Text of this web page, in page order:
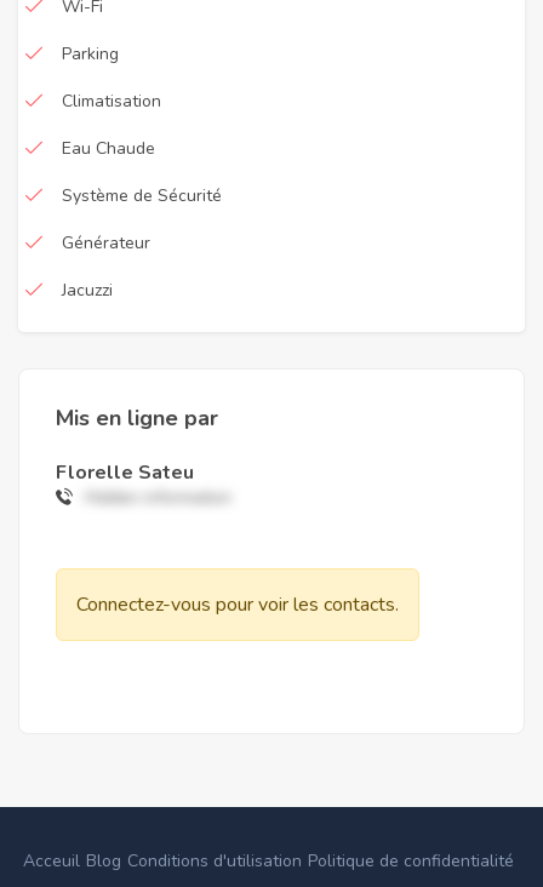
Wi-Fi
Parking
Climatisation
Eau Chaude
Système de Sécurité
Générateur
Jacuzzi
Mis en ligne par
Florelle Sateu
Connectez-vous pour voir les contacts.
Acceuil Blog Conditions d'utilisation Politique de confidentialité